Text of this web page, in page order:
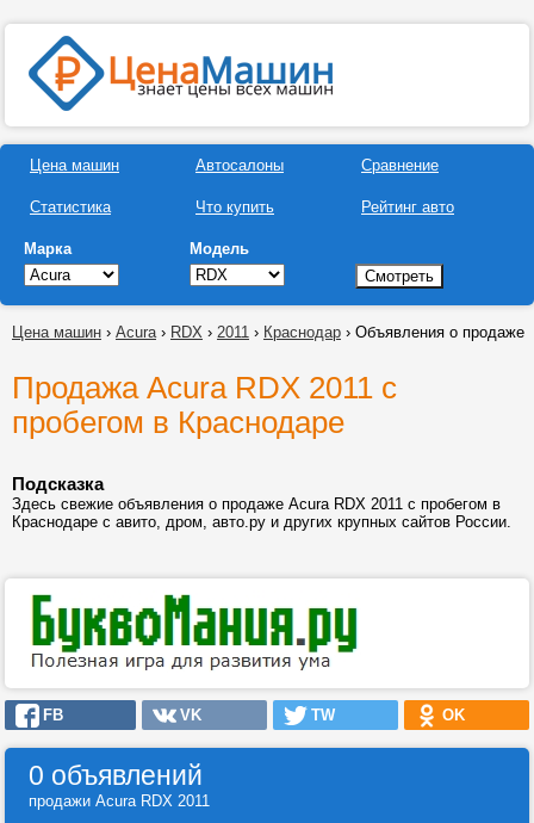
Цена машин
Статистика
Автосалоны
Что купить
Сравнение
Рейтинг авто
Марка Модель
Цена машин › Acura› RDX › 2011 › Краснодар › Объявления о продаже
Продажа Acura RDX 2011 с
пробегом в Краснодаре
Подсказка
Здесь свежие объявления о продаже Acura RDX 2011 с пробегом в
Краснодаре с авито, дром, авто.ру и других крупных сайтов России.
FB VK TW OK
0 объявлений
продажи Acura RDX 2011